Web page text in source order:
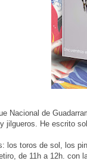
Nacional de
jilgueros. He escrito
los toros de sol, los
de 11h a 12h. con